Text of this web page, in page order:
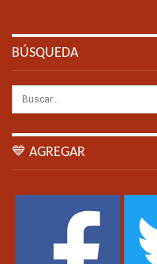
BÚSQUEDA
💙 AGREGAR